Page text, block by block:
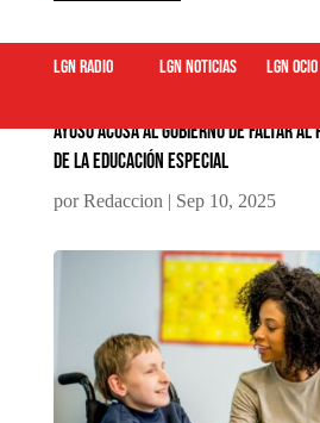
LGN Radio LGN Noticias LGN ocio
Ayuso acusa al Gobierno de faltar
de la educación especial
porRedaccion| Sep 10, 2025